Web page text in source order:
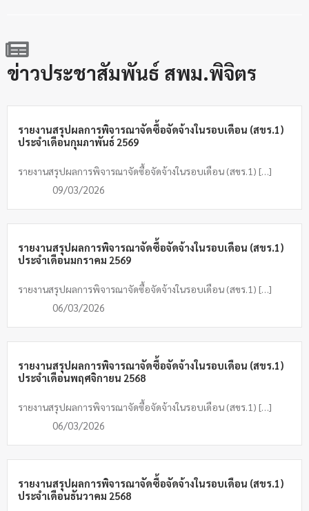
ข่าวประชาสัมพันธ์ สพม.พิจิตร
รายงานสรุปผลการพิจารณาจัดซื้อจัดจ้างในรอบเดือน (สขร.1)
ประจำเดือนกุมภาพันธ์ 2569
รายงานสรุปผลการพิจารณาจัดซื้อจัดจ้างในรอบเดือน (สขร.1) […]
09/03/2026
รายงานสรุปผลการพิจารณาจัดซื้อจัดจ้างในรอบเดือน (สขร.1)
ประจำเดือนมกราคม 2569
รายงานสรุปผลการพิจารณาจัดซื้อจัดจ้างในรอบเดือน (สขร.1) […]
06/03/2026
รายงานสรุปผลการพิจารณาจัดซื้อจัดจ้างในรอบเดือน (สขร.1)
ประจำเดือนพฤศจิกายน 2568
รายงานสรุปผลการพิจารณาจัดซื้อจัดจ้างในรอบเดือน (สขร.1) […]
06/03/2026
รายงานสรุปผลการพิจารณาจัดซื้อจัดจ้างในรอบเดือน (สขร.1)
ประจำเดือนธันวาคม 2568